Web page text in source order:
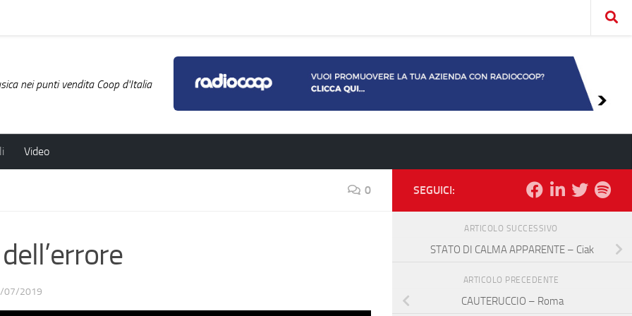
nei punti vendita Coop d'Italia
Video
0
07/2019
SEGUICI:
ARTICOLO SUCCESSIVO
STATO DI CALMA APPARENTE – Ciak
ARTICOLO PRECEDENTE
CAUTERUCCIO – Roma